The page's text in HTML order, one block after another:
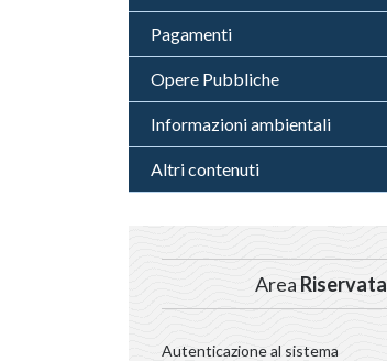
Pagamenti
Opere Pubbliche
Informazioni ambientali
Altri contenuti
Area Riservata
Autenticazione al sistema